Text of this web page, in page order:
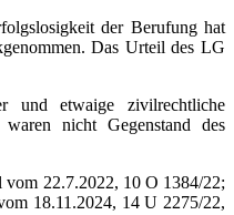
der Berufung hat
Das Urteil des LG
und etwaige zivilrechtliche
waren nicht Gegenstand des
22.7.2022, 10 O 1384/22;
18.11.2024, 14 U 2275/22,